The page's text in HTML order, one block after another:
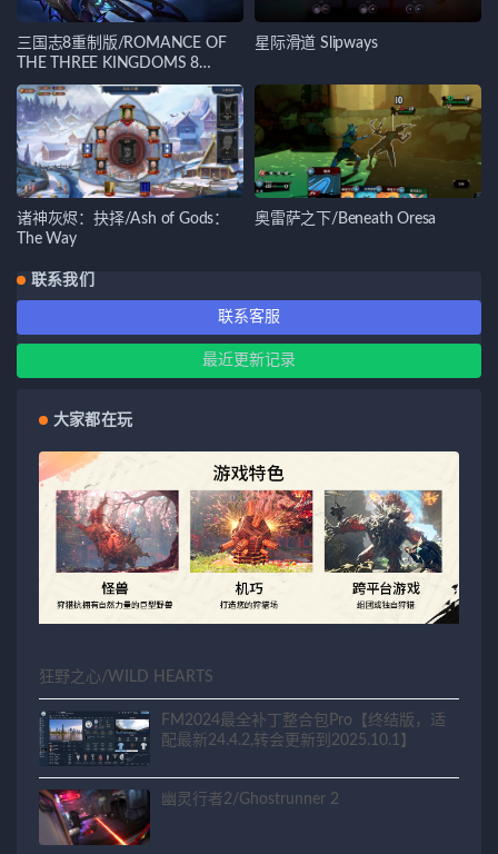
三国志8重制版/ROMANCE OF
THE THREE KINGDOMS 8
REMAKE
星际滑道 Slipways
诸神灰烬：抉择/Ash of Gods：
The Way
奥雷萨之下/Beneath Oresa
联系我们
联系客服
最近更新记录
大家都在玩
狂野之心/WILD HEARTS
FM2024最全补丁整合包Pro【终结版，适
配最新24.4.2,转会更新到2025.10.1】
幽灵行者2/Ghostrunner 2